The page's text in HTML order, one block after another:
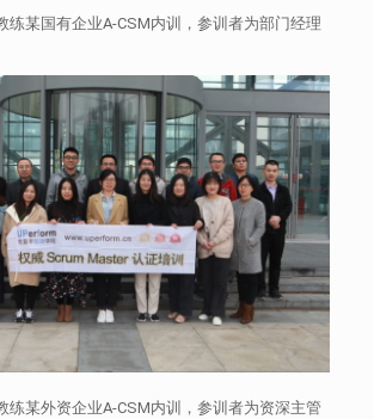
练某国有企业A-CSM内训，参训者为部门经理
练某外资企业A-CSM内训，参训者为资深主管